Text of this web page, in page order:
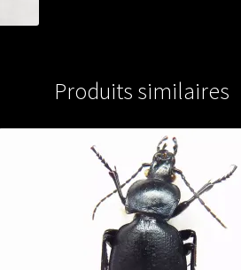
Produits similaires